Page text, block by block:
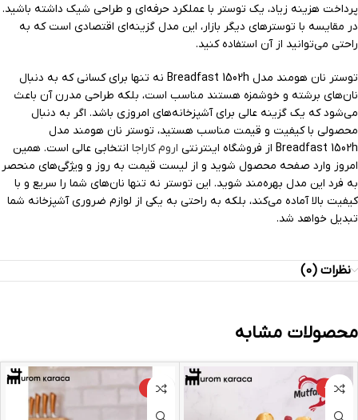
پرداخت هزینه زیاد، یک توستر با عملکرد حرفه‌ای و طراحی شیک داشته باشید.
در مقایسه با توسترهای دیگر بازار، این مدل گزینه‌ای اقتصادی است که به
راحتی می‌توانید از آن استفاده کنید.
توستر نان هومند مدل Breadfast 1502h نه تنها برای کسانی که به دنبال
نان‌های برشته و خوشمزه هستند مناسب است، بلکه طراحی مدرن آن باعث
می‌شود که یک گزینه عالی برای آشپزخانه‌های امروزی باشد. اگر به دنبال
محصولی با کیفیت و قیمت مناسب هستید، توستر نان هومند مدل
Breadfast 1502h از فروشگاه اینترنتی
اروم کاراجا انتخابی عالی است. همین
امروز وارد صفحه محصول شوید و از لیست قیمت به روز و ویژگی‌های منحصر
به فرد این مدل بهره‌مند شوید. این توستر نه تنها نان‌های شما را سریع و با
کیفیت بالا آماده می‌کند، بلکه به راحتی به یکی از لوازم ضروری آشپزخانه شما
تبدیل خواهد شد.
نظرات (0)
محصولات مشابه
-25%
-10%